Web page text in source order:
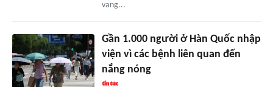
vang...
Gần 1.000 người ở Hàn Quốc nhập
viện vì các bệnh liên quan đến
nắng nóng